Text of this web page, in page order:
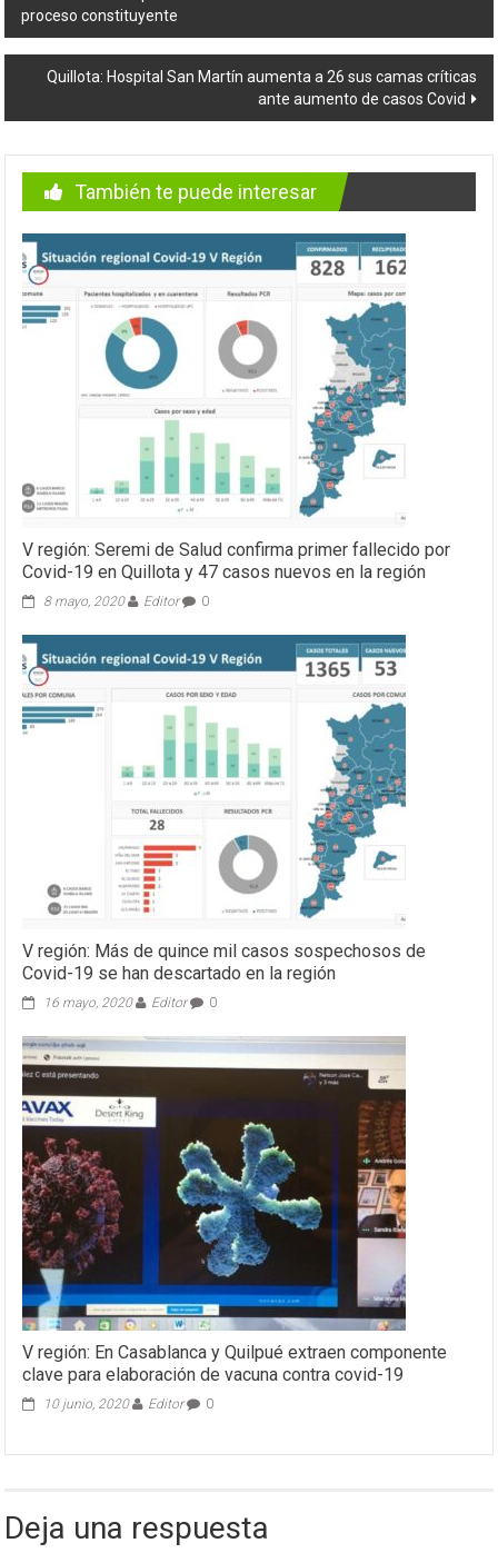
de
entradas
proceso constituyente
Quillota: Hospital San Martín aumenta a 26 sus camas críticas
ante aumento de casos Covid
También te puede interesar
V región: Seremi de Salud confirma primer fallecido por
Covid-19 en Quillota y 47 casos nuevos en la región
8 mayo, 2020 Editor 0
V región: Más de quince mil casos sospechosos de
Covid-19 se han descartado en la región
16 mayo, 2020 Editor 0
V región: En Casablanca y Quilpué extraen componente
clave para elaboración de vacuna contra covid-19
10 junio, 2020 Editor 0
Deja una respuesta